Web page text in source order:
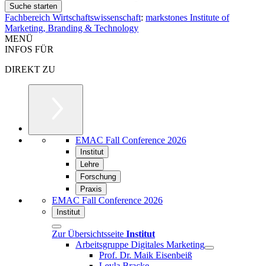
Fachbereich Wirtschaftswissenschaft: markstones Institute of
Marketing, Branding & Technology
MENÜ
INFOS FÜR
DIREKT ZU
EMAC Fall Conference 2026
Institut
Lehre
Forschung
Praxis
EMAC Fall Conference 2026
Institut
Zur Übersichtsseite Institut
Arbeitsgruppe Digitales Marketing
Prof. Dr. Maik Eisenbeiß